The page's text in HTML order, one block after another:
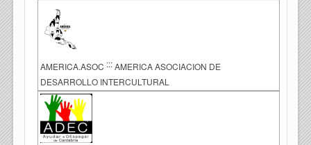
AMERICA.ASOC ::: AMERICA ASOCIACION DE
DESARROLLO INTERCULTURAL